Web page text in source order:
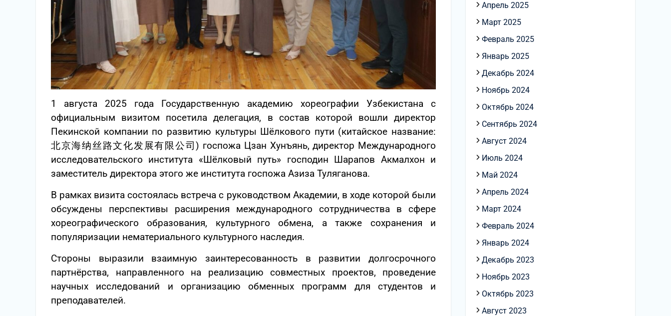
1 августа 2025 года Государственную академию хореографии Узбекистана с
официальным визитом посетила делегация, в состав которой вошли директор
Пекинской компании по развитию культуры Шёлкового пути (китайское название:
北京海纳丝路文化发展有限公司) госпожа Цзан Хунъянь, директор Международного
исследовательского института «Шёлковый путь» господин Шарапов Акмалхон и
заместитель директора этого же института госпожа Азиза Туляганова.
В рамках визита состоялась встреча с руководством Академии, в ходе которой были
обсуждены перспективы расширения международного сотрудничества в сфере
хореографического образования, культурного обмена, а также сохранения и
популяризации нематериального культурного наследия.
Стороны выразили взаимную заинтересованность в развитии долгосрочного
партнёрства, направленного на реализацию совместных проектов, проведение
научных исследований и организацию обменных программ для студентов и
преподавателей.
Апрель 2025
Март 2025
Февраль 2025
Январь 2025
Декабрь 2024
Ноябрь 2024
Октябрь 2024
Сентябрь 2024
Август 2024
Июль 2024
Май 2024
Апрель 2024
Март 2024
Февраль 2024
Январь 2024
Декабрь 2023
Ноябрь 2023
Октябрь 2023
Август 2023